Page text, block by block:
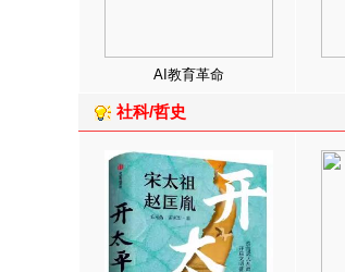
AI教育革命
社科/哲史